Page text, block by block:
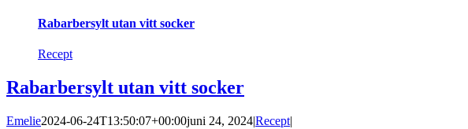
Rabarbersylt utan vitt socker
Recept
Rabarbersylt utan vitt socker
Emelie2024-06-24T13:50:07+00:00juni 24, 2024|Recept|